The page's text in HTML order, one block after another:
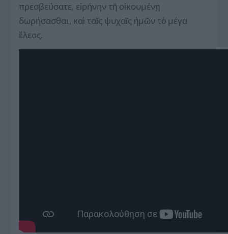
πρεσβεύσατε, εἰρήνην τῆ οἰκουμένῃ
δωρήσασθαι, καὶ ταῖς ψυχαῖς ἡμῶν τὸ μέγα
ἔλεος.